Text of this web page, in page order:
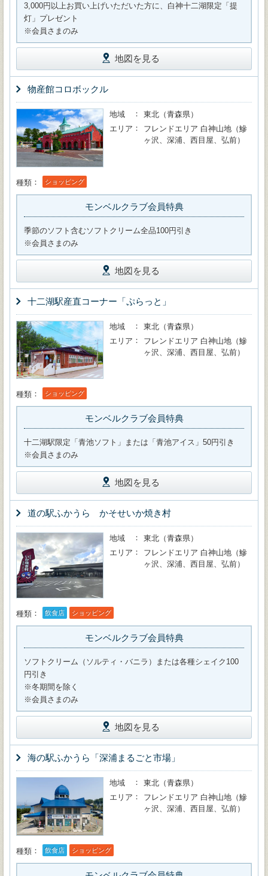
3,000円以上お買い上げいただいた方に、白神十二湖限定「提
灯」プレゼント
※会員さまのみ
地図を見る
物産館コロボックル
地域
東北（青森県）
エリア
フレンドエリア 白神山地（鰺
ヶ沢、深浦、西目屋、弘前）
種類 ショッピング
モンベルクラブ会員特典
季節のソフト含むソフトクリーム全品100円引き
※会員さまのみ
地図を見る
十二湖駅産直コーナー「ぷらっと」
地域
東北（青森県）
エリア
フレンドエリア 白神山地（鰺
ヶ沢、深浦、西目屋、弘前）
種類 ショッピング
モンベルクラブ会員特典
十二湖駅限定「青池ソフト」または「青池アイス」50円引き
※会員さまのみ
地図を見る
道の駅ふかうら かそせいか焼き村
地域
東北（青森県）
エリア
フレンドエリア 白神山地（鰺
ヶ沢、深浦、西目屋、弘前）
種類 飲食店 ショッピング
モンベルクラブ会員特典
ソフトクリーム（ソルティ・バニラ）または各種シェイク100
円引き
※冬期間を除く
※会員さまのみ
地図を見る
海の駅ふかうら「深浦まるごと市場」
地域
東北（青森県）
エリア
フレンドエリア 白神山地（鰺
ヶ沢、深浦、西目屋、弘前）
種類 飲食店 ショッピング